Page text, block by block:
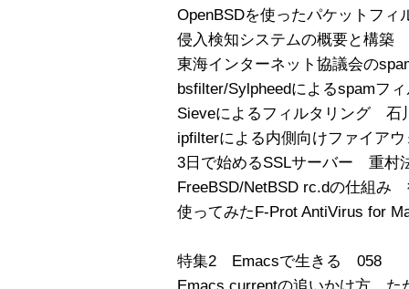
OpenBSDを使ったパケットフ
侵入検知システムの概要と構
東海インターネット協議会の
bsfilter/Sylpheedによるspam
Sieveによるフィルタリング
ipfilterによる内側向けファイ
3日で始めるSSLサーバー 重
FreeBSD/NetBSD rc.dの仕組
使ってみたF-Prot AntiVirus for
特集2 Emacsで生きる 058